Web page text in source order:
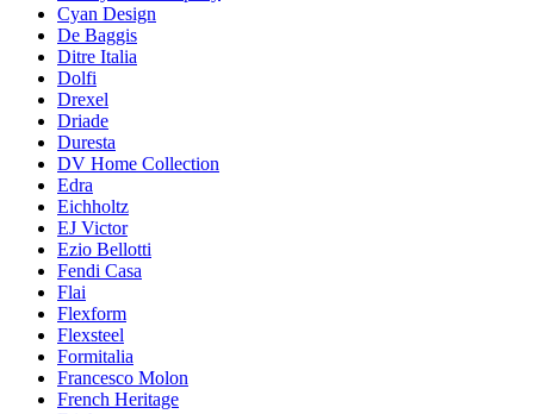
Cyan Design
De Baggis
Ditre Italia
Dolfi
Drexel
Driade
Duresta
DV Home Collection
Edra
Eichholtz
EJ Victor
Ezio Bellotti
Fendi Casa
Flai
Flexform
Flexsteel
Formitalia
Francesco Molon
French Heritage